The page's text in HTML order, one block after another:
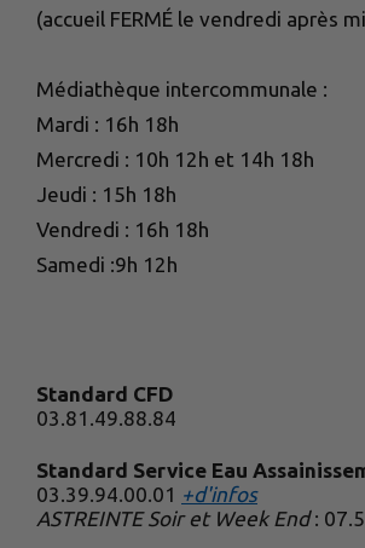
(accueil FERMÉ le vendredi après
Médiathèque intercommunale :
Mardi : 16h 18h
Mercredi : 10h 12h et 14h 18h
Jeudi : 15h 18h
Vendredi : 16h 18h
Samedi :9h 12h
Standard CFD
03.81.49.88.84
Standard Service Eau
03.39.94.00.01 +d'infos
ASTREINTE Soir et Week End: